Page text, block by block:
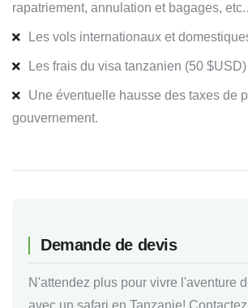
rapatriement, annulation et bagages,
Les vols internationaux et
Les frais du visa tanzanien (50 $USD)
Une éventuelle hausse des taxes de
gouvernement.
Demande de devis
N'attendez plus pour vivre l'aventure